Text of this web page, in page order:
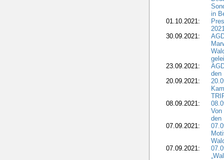
in
01.10.2021:
30.09.2021:
23.09.2021:
den
20.09.2021:
08.09.2021:
den
07.09.2021:
07.09.2021: